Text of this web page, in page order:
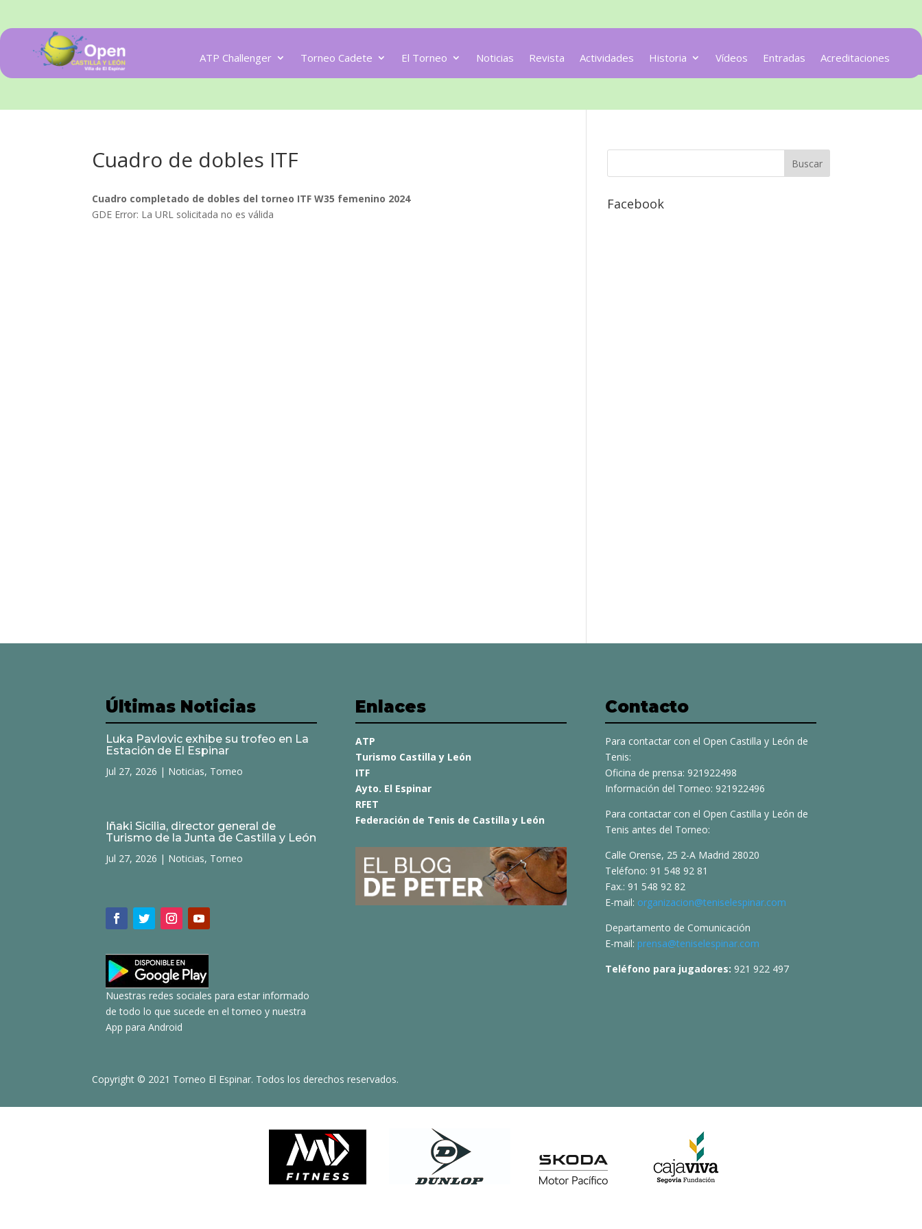
ATP Challenger Torneo Cadete El Torneo Noticias Revista Actividades Historia Vídeos Entradas Acreditaciones
Cuadro de dobles ITF
Cuadro completado de dobles del torneo ITF W35 femenino 2024
GDE Error: La URL solicitada no es válida
Facebook
Últimas Noticias
Luka Pavlovic exhibe su trofeo en La
Estación de El Espinar
Jul 27, 2026 | Noticias, Torneo
Iñaki Sicilia, director general de
Turismo de la Junta de Castilla y León
Jul 27, 2026 | Noticias, Torneo
Nuestras redes sociales para estar informado
de todo lo que sucede en el torneo y nuestra
App para Android
Enlaces
ATP
Turismo Castilla y León
ITF
Ayto. El Espinar
RFET
Federación de Tenis de Castilla y León
Contacto
Para contactar con el Open Castilla y León de
Tenis:
Oficina de prensa: 921922498
Información del Torneo: 921922496
Para contactar con el Open Castilla y León de
Tenis antes del Torneo:
Calle Orense, 25 2-A Madrid 28020
Teléfono: 91 548 92 81
Fax.: 91 548 92 82
E-mail: organizacion@teniselespinar.com
Departamento de Comunicación
E-mail: prensa@teniselespinar.com
Teléfono para jugadores: 921 922 497
Copyright © 2021 Torneo El Espinar. Todos los derechos reservados.